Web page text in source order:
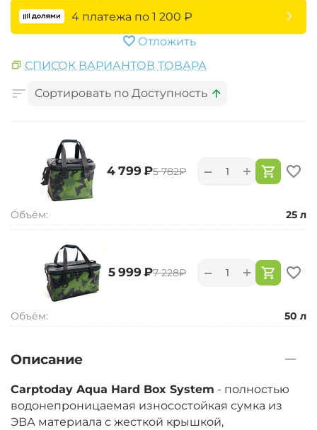
4 платежа по 1 200 ₽
Отложить
СПИСОК ВАРИАНТОВ ТОВАРА
Сортировать по Доступность
‍4 799‍ ₽‍5 782‍₽ +
−
Объём: 25 л
‍5 999‍ ₽‍7 228‍₽ +
−
Объём: 50 л
Описание
Carptoday Aqua Hard Box System - полностью
водонепроницаемая износостойкая сумка из
ЭВА материала с жесткой крышкой,